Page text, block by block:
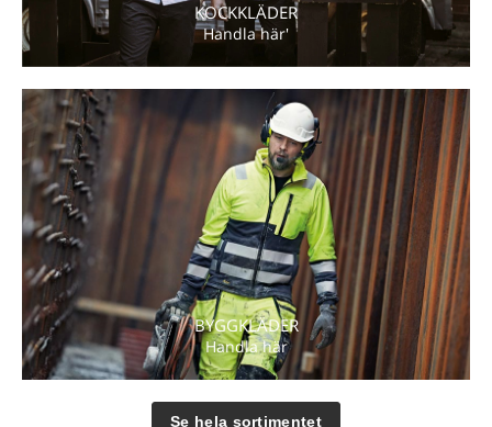
KOCKKLÄDER
Handla här'
BYGGKLÄDER
Handla här
Se hela sortimentet